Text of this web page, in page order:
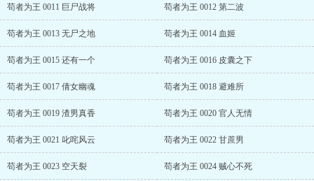
苟者为王 0011 巨尸战将 苟者为王 0012 第二波
苟者为王 0013 无尸之地 苟者为王 0014 血姬
苟者为王 0015 还有一个 苟者为王 0016 皮囊之下
苟者为王 0017 倩女幽魂 苟者为王 0018 避难所
苟者为王 0019 渣男真香 苟者为王 0020 官人无情
苟者为王 0021 叱咤风云 苟者为王 0022 甘蔗男
苟者为王 0023 空天裂 苟者为王 0024 贼心不死